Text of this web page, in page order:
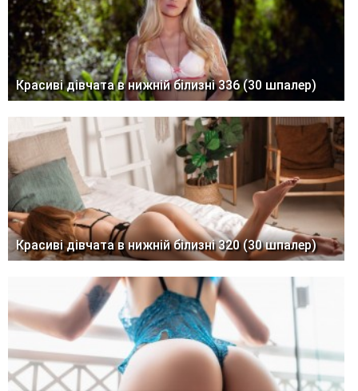
Красиві дівчата в нижній білизні 336 (30 шпалер)
Красиві дівчата в нижній білизні 320 (30 шпалер)